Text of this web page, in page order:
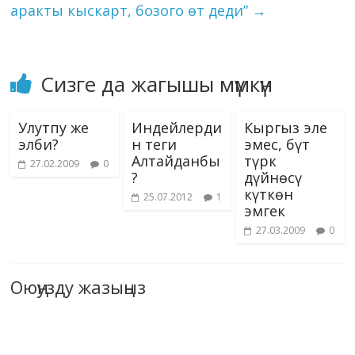
аракты кыскарт, бозого өт деди” →
Сизге да жагышы мүмкүн
Улутпу же
элби?
27.02.2009 0
Индейлерди
н теги
Алтайданбы
?
25.07.2012 1
Кыргыз эле
эмес, бүт
түрк
дүйнөсү
күткөн
эмгек
27.03.2009 0
Оюңузду жазыңыз